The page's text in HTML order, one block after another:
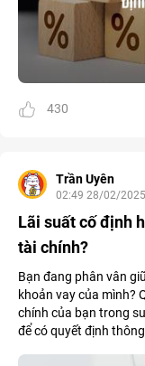
430
Trần Uyên
02:49 28/02/2025
Lãi suất cố định
tài chính?
Bạn đang phân vân
khoản vay của mình?
chính của bạn trong
để có quyết định